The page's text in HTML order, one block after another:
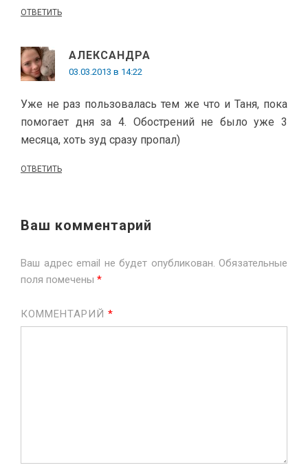
ОТВЕТИТЬ
АЛЕКСАНДРА
03.03.2013 в 14:22
Уже не раз пользовалась тем же что и Таня, пока
помогает дня за 4. Обострений не было уже 3
месяца, хоть зуд сразу пропал)
ОТВЕТИТЬ
Ваш комментарий
Ваш адрес email не будет опубликован. Обязательные
поля помечены *
КОММЕНТАРИЙ *